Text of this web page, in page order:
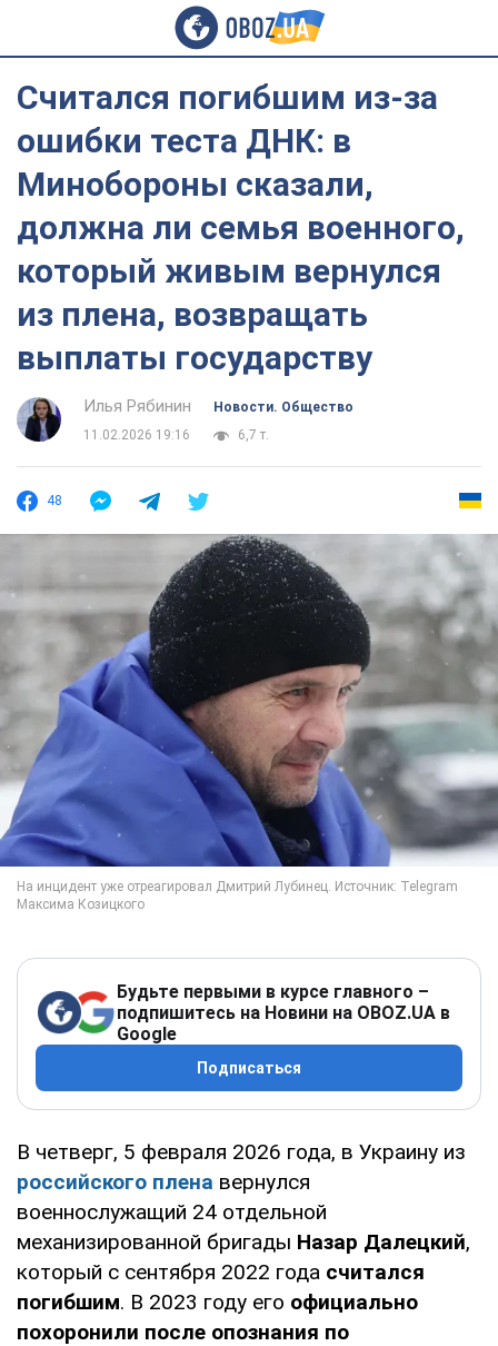
Считался погибшим из-за
ошибки теста ДНК: в
Минобороны сказали,
должна ли семья военного,
который живым вернулся
из плена, возвращать
выплаты государству
Илья Рябинин
Новости. Общество
11.02.2026 19:16
6,7 т.
48
Будьте первыми в курсе главного –
подпишитесь на Новини на OBOZ.UA в
Google
Подписаться
В четверг, 5 февраля 2026 года, в Украину из
российского плена вернулся
военнослужащий 24 отдельной
механизированной бригады Назар Далецкий,
который с сентября 2022 года считался
погибшим. В 2023 году его официально
похоронили после опознания по